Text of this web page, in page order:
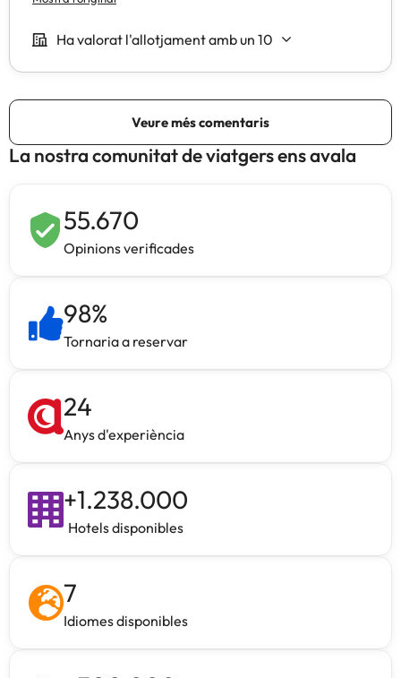
La nostra comunitat de viatgers ens avala
55.670
Opinions verificades
98%
Tornaria a reservar
24
Anys d'experiència
+1.238.000
Hotels disponibles
7
Idiomes disponibles